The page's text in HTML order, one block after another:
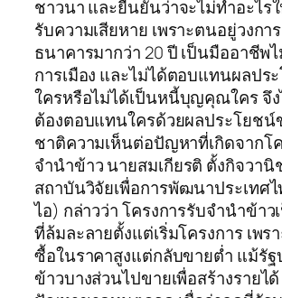
ชาวนา และยืนยันว่าจะไม่ทำอะไร
รับความเสียหาย เพราะตนอยู่วงกา
ธนาคารมากว่า 20 ปี เป็นมืออาชีพ
การเมือง และไม่ได้ตอบแทนผลปร
ใครหรือไม่ได้เป็นหนี้บุญคุณใคร จึง
ต้องตอบแทนใครด้วยผลประโยชน์
ชาติความเห็นต่อปัญหาที่เกิดจากโ
จำนำข้าว นายสมเกียรติ ตั้งกิจวา
สถาบันวิจัยเพื่อการพัฒนาประเทศ
ไอ) กล่าวว่า โครงการรับจำนำข้าว
ที่ล้มละลายตั้งแต่เริ่มโครงการ เพร
ซื้อในราคาสูงแต่กลับขายต่ำ แม้รัฐ
ข้าวบางส่วนไปขายเพื่อสร้างรายไ